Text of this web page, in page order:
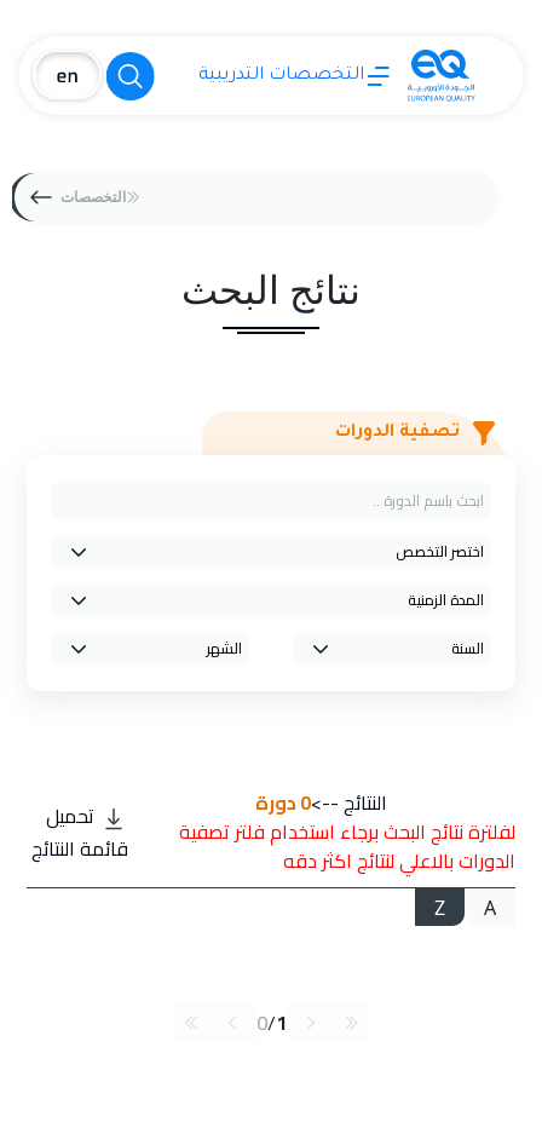
التخصصات التدريبية
التخصصات
نتائج البحث
تصفية الدورات
النتائج -->0دورة
لفلترة نتائج البحث برجاء استخدام فلتر تصفية
الدورات بالاعلي لنتائج اكثر دقه
تحميل
قائمة النتائج
A
Z
1
/
0